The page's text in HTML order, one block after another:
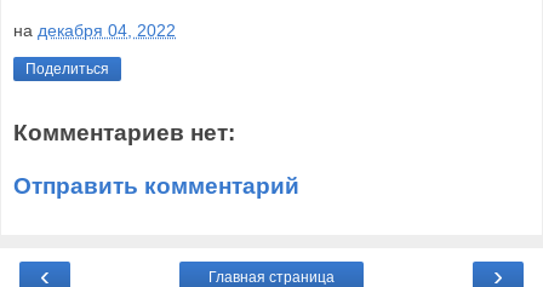
на декабря 04, 2022
Поделиться
Комментариев нет:
Отправить комментарий
‹ ›
Главная страница